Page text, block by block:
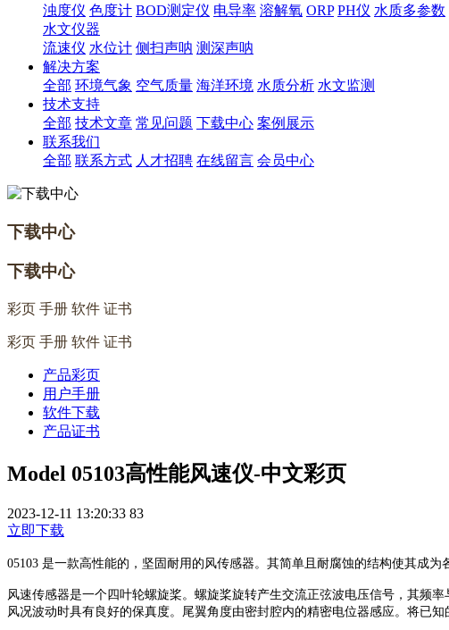
浊度仪 色度计 BOD测定仪 电导率 溶解氧 ORP PH仪 水质多参数
水文仪器
流速仪 水位计 侧扫声呐 测深声呐
解决方案
全部 环境气象 空气质量 海洋环境 水质分析 水文监测
技术支持
全部 技术文章 常见问题 下载中心 案例展示
联系我们
全部 联系方式 人才招聘 在线留言 会员中心
下载中心
下载中心
彩页 手册 软件 证书
彩页 手册 软件 证书
产品彩页
用户手册
软件下载
产品证书
Model 05103高性能风速仪-中文彩页
2023-12-11 13:20:33 83
立即下载
05103 是一款高性能的，坚固耐用的风传感器。其简单且耐腐蚀的结构使其成为
风速传感器是一个四叶轮螺旋桨。螺旋桨旋转产生交流正弦波电压信号，其频
风况波动时具有良好的保真度。尾翼角度由密封腔内的精密电位器感应。将已